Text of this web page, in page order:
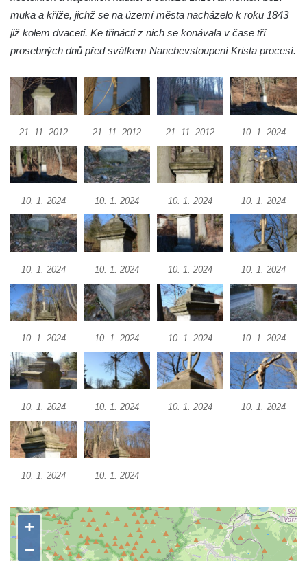
Mikulášovicích
Kříž na louce v horních Mikulášovicích
Posteltův kříž naproti domu ev.č. 29 v
Kříž Neubaukreuz u domu čp. 698 v
Mikulášovicích
Kříž u silnice východně od Mikulášovic
Meyerův kříž východně od Mikulášovic
Kříž u rozcestí k větrnému mlýnu Světlík v
Horním Podluží
Kříž u domu čp. 1016 v Mikulášovicích
Herltův kříž u Mikova v Mikulášovicích
Kříž u Borských u domu čp. 859 v
Mikulášovicích
Mikulášovicích
Kříž u Mikulášovického potoka poblíž
Mikovu v Mikulášovicích
Lissnerův kříž u domu čp. 39 v
Mikulášovicích
Hampelův kříž u bývalých kasáren v
Mikulášovicích
Schneiderův kříž před domem čp. 55 v
Mikulášovicích
muka a kříže, jichž se na území města nacházelo k roku 1843
již kolem dvaceti. Ke třinácti z nich se konávala v čase tří
prosebných dnů před svátkem Nanebevstoupení Krista procesí.
21. 11. 2012 21. 11. 2012 21. 11. 2012 10. 1. 2024
10. 1. 2024 10. 1. 2024 10. 1. 2024 10. 1. 2024
10. 1. 2024 10. 1. 2024 10. 1. 2024 10. 1. 2024
10. 1. 2024 10. 1. 2024 10. 1. 2024 10. 1. 2024
10. 1. 2024 10. 1. 2024 10. 1. 2024 10. 1. 2024
10. 1. 2024 10. 1. 2024